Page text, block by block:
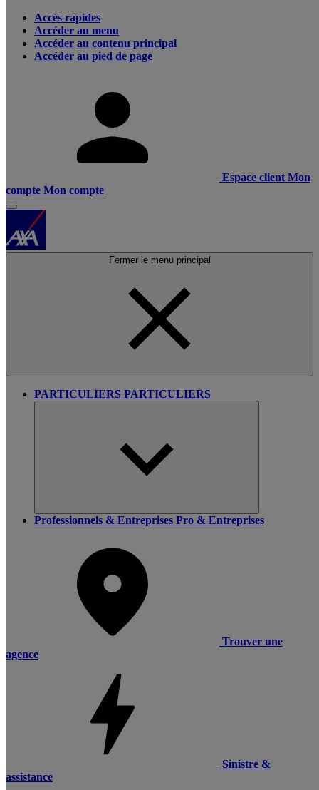
Accès rapides
Accéder au menu
Accéder au contenu principal
Accéder au pied de page
Espace client Mon
compte Mon compte
Fermer le menu principal
PARTICULIERS PARTICULIERS
Professionnels & Entreprises Pro & Entreprises
Trouver une
agence
Sinistre &
assistance